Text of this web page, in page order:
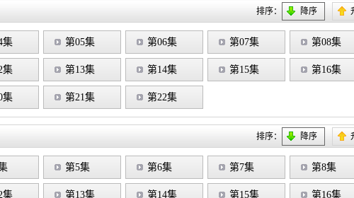
排序： 降序
集 第05集 第06集 第07集 第08集
集 第13集 第14集 第15集 第16集
集 第21集 第22集
排序： 降序
第5集 第6集 第7集 第8集
集 第13集 第14集 第15集 第16集